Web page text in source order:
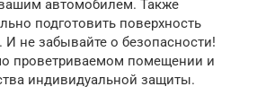
автомобилем. Также
подготовить поверхность
И не забывайте о безопасности!
проветриваемом помещении и
индивидуальной защиты.